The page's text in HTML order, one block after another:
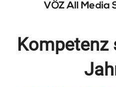
Kompetenz